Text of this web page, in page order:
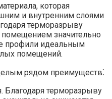
которая
и внутренним слоями
терморазрыву
значительно
профили идеальным
помещений.
рядом преимуществ⁚
Благодаря терморазрыву